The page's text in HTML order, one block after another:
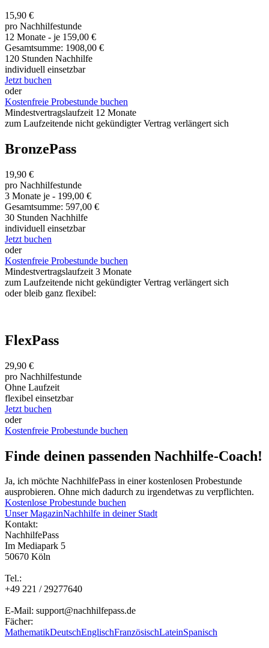
15,90 €
pro Nachhilfestunde
12 Monate - je 159,00 €
Gesamtsumme: 1908,00 €
120 Stunden Nachhilfe
individuell einsetzbar
Jetzt buchen
oder
Kostenfreie Probestunde buchen
Mindestvertragslaufzeit 12 Monate
zum Laufzeitende nicht gekündigter Vertrag verlängert sich
BronzePass
19,90 €
pro Nachhilfestunde
3 Monate je - 199,00 €
Gesamtsumme: 597,00 €
30 Stunden Nachhilfe
individuell einsetzbar
Jetzt buchen
oder
Kostenfreie Probestunde buchen
Mindestvertragslaufzeit 3 Monate
zum Laufzeitende nicht gekündigter Vertrag verlängert sich
oder bleib ganz flexibel:
FlexPass
29,90 €
pro Nachhilfestunde
Ohne Laufzeit
flexibel einsetzbar
Jetzt buchen
oder
Kostenfreie Probestunde buchen
Finde deinen passenden Nachhilfe-Coach!
Ja, ich möchte NachhilfePass in einer kostenlosen Probestunde
ausprobieren. Ohne mich dadurch zu irgendetwas zu verpflichten.
Kostenlose Probestunde buchen
Unser MagazinNachhilfe in deiner Stadt
Kontakt:
NachhilfePass
Im Mediapark 5
50670 Köln
Tel.:
+49 221 / 29277640
E-Mail: support@nachhilfepass.de
Fächer:
MathematikDeutschEnglischFranzösischLateinSpanisch